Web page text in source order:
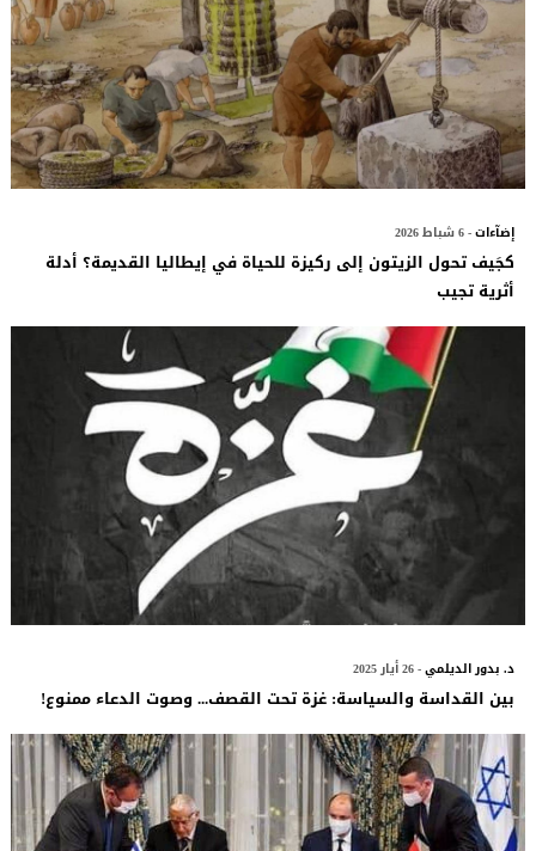
إضآءات- 6 شباط 2026
كجَيف تحول الزيتون إلى ركيزة للحياة في إيطاليا القديمة؟ أدلة
أثرية تجيب
د. بدور الديلمي- 26 أيار 2025
بين القداسة والسياسة: غزة تحت القصف... وصوت الدعاء ممنوع!